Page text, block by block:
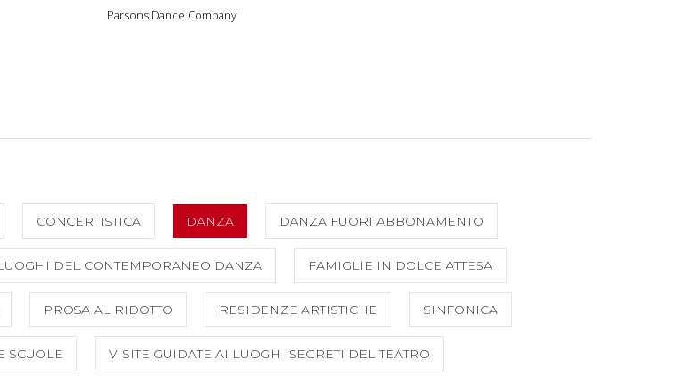
Parsons Dance Company
CONCERTISTICA DANZA DANZA FUORI ABBONAMENTO
DEL CONTEMPORANEO DANZA FAMIGLIE IN DOLCE ATTESA
PROSA AL RIDOTTO RESIDENZE ARTISTICHE SINFONICA
SCUOLE VISITE GUIDATE AI LUOGHI SEGRETI DEL TEATRO